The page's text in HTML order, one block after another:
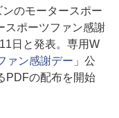
のモータースポー
スポーツファン感謝
日と発表。専用W
ァン感謝デー 」公
PDFの配布を開始